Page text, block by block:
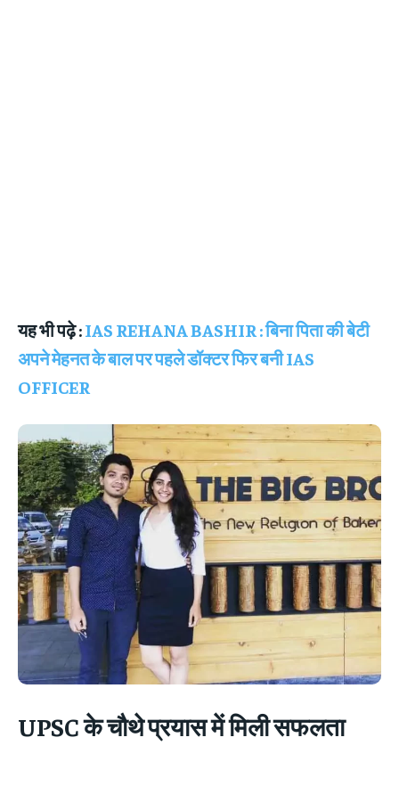
यह भी पढ़े :IAS REHANA BASHIR : बिना पिता की बेटी
अपने मेहनत के बाल पर पहले डॉक्टर फिर बनी IAS
OFFICER
UPSC के चौथे प्रयास में मिली सफलता